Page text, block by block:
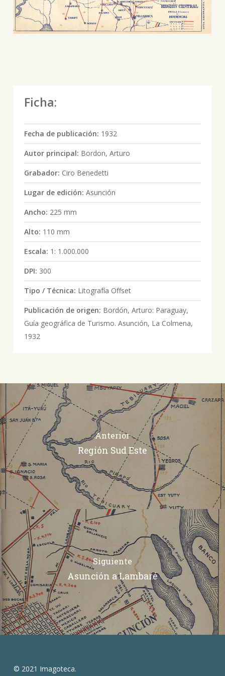
Ficha:
Fecha de publicación: 1932
Autor principal: Bordon, Arturo
Grabador: Ciro Benedetti
Lugar de edición: Asunción
Ancho: 225 mm
Alto: 110 mm
Escala: 1: 1.000.000
DPI: 300
Tipo / Técnica: Litografía Offset
Publicación de origen: Bordón, Arturo: Paraguay,
Guía geográfica de Turismo. Asunción, La Colmena,
1932
Anterior
Región Sud Este
Siguiente
Asunción a Lambaré
© 2021 Imagoteca.